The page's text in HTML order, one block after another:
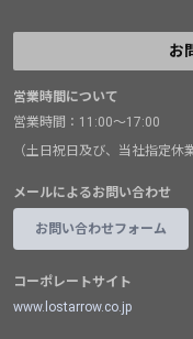
お
営業時間について
営業時間：11:00～17:00
（土日祝日及び、当社指定休
メールによるお問い合わせ
お問い合わせフォーム
コーポレートサイト
www.lostarrow.co.jp